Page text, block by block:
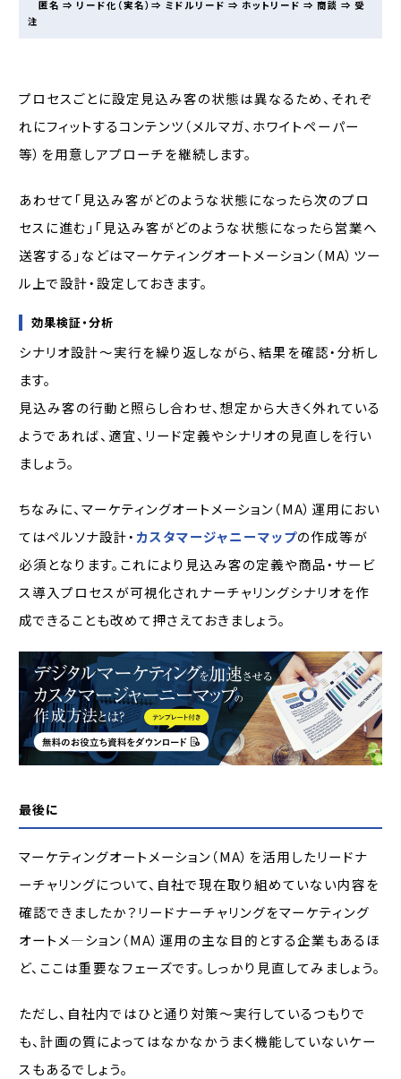
匿名 ⇒ リード化（実名）⇒ ミドルリード ⇒ ホットリード ⇒ 商談 ⇒ 受
注
プロセスごとに設定見込み客の状態は異なるため、それぞ
れにフィットするコンテンツ（メルマガ、ホワイトペーパー
等）を用意しアプローチを継続します。
あわせて「見込み客がどのような状態になったら次のプロ
セスに進む」「見込み客がどのような状態になったら営業へ
送客する」などはマーケティングオートメーション（MA）ツー
ル上で設計・設定しておきます。
効果検証・分析
シナリオ設計～実行を繰り返しながら、結果を確認・分析し
ます。
見込み客の行動と照らし合わせ、想定から大きく外れている
ようであれば、適宜、リード定義やシナリオの見直しを行い
ましょう。
ちなみに、マーケティングオートメーション（MA）運用におい
てはペルソナ設計・カスタマージャニーマップの作成等が
必須となります。これにより見込み客の定義や商品・サービ
ス導入プロセスが可視化されナーチャリングシナリオを作
成できることも改めて押さえておきましょう。
最後に
マーケティングオートメーション（MA）を活用したリードナ
ーチャリングについて、自社で現在取り組めていない内容を
確認できましたか？リードナーチャリングをマーケティング
オートメ―ション（MA）運用の主な目的とする企業もあるほ
ど、ここは重要なフェーズです。しっかり見直してみましょう。
ただし、自社内ではひと通り対策～実行しているつもりで
も、計画の質によってはなかなかうまく機能していないケー
スもあるでしょう。